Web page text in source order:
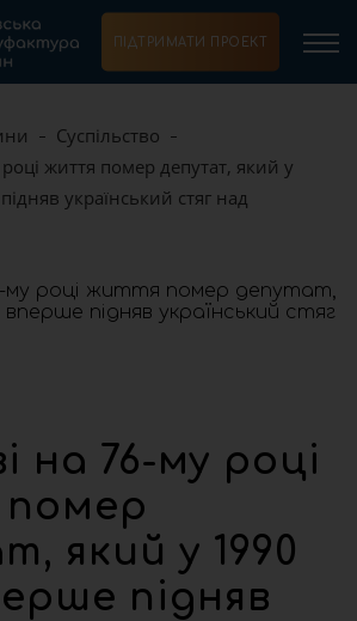
ПІДТРИМАТИ ПРОЕКТ
Суспільство
життя помер депутат, який у
український стяг над
на 76-му році
який у 1990
підняв